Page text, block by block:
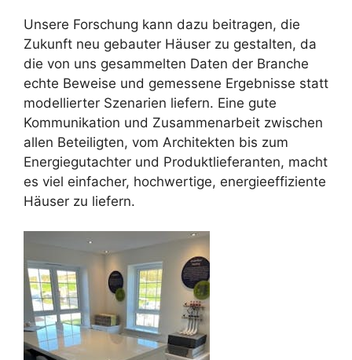
Unsere Forschung kann dazu beitragen, die
Zukunft neu gebauter Häuser zu gestalten, da
die von uns gesammelten Daten der Branche
echte Beweise und gemessene Ergebnisse statt
modellierter Szenarien liefern. Eine gute
Kommunikation und Zusammenarbeit zwischen
allen Beteiligten, vom Architekten bis zum
Energiegutachter und Produktlieferanten, macht
es viel einfacher, hochwertige, energieeffiziente
Häuser zu liefern.